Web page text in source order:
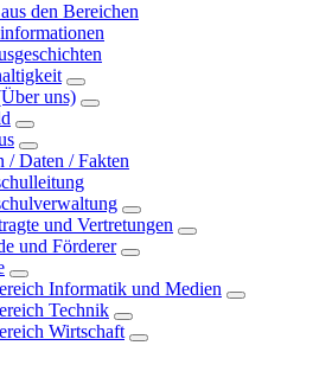
den Bereichen
uns)
/ Daten / Fakten
und Vertretungen
und Förderer
Informatik und Medien
Technik
Wirtschaft